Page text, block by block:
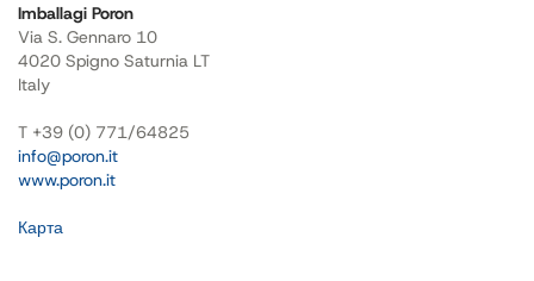
Imballagi Poron
Via S. Gennaro 10
4020 Spigno Saturnia LT
Italy
T +39 (0) 771/64825
info@poron.it
www.poron.it
Карта